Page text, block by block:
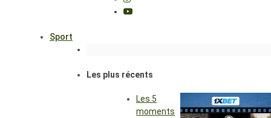
Sport
Les plus récents
Les 5
moments